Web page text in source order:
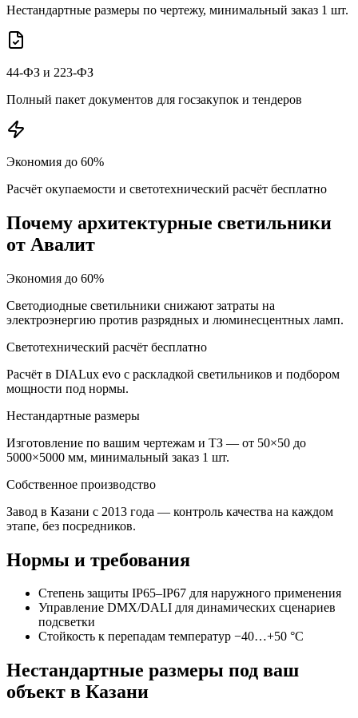
Нестандартные размеры по чертежу, минимальный заказ 1 шт.
44-ФЗ и 223-ФЗ
Полный пакет документов для госзакупок и тендеров
Экономия до 60%
Расчёт окупаемости и светотехнический расчёт бесплатно
Почему архитектурные светильники
от Авалит
Экономия до 60%
Светодиодные светильники снижают затраты на
электроэнергию против разрядных и люминесцентных ламп.
Светотехнический расчёт бесплатно
Расчёт в DIALux evo с раскладкой светильников и подбором
мощности под нормы.
Нестандартные размеры
Изготовление по вашим чертежам и ТЗ — от 50×50 до
5000×5000 мм, минимальный заказ 1 шт.
Собственное производство
Завод в Казани с 2013 года — контроль качества на каждом
этапе, без посредников.
Нормы и требования
Степень защиты IP65–IP67 для наружного применения
Управление DMX/DALI для динамических сценариев
подсветки
Стойкость к перепадам температур −40…+50 °C
Нестандартные размеры под ваш
объект в Казани